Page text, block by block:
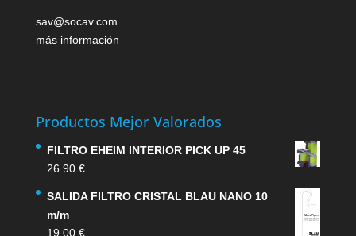
sav@socav.com
más información
Productos Mejor Valorados
FILTRO EHEIM INTERIOR PICK UP 45
26.90 €
SALIDA FILTRO CRISTAL BLAU NANO 10
m/m
19.00 €